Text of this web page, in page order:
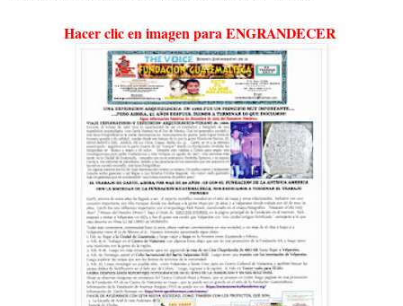
Hacer clic en imagen para ENGRANDECER